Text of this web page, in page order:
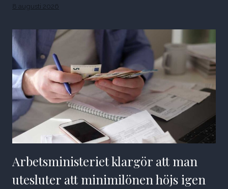
8 augusti 2026
Arbetsministeriet klargör att man
utesluter att minimilönen höjs igen